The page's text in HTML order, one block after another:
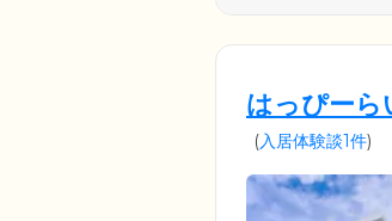
はっぴーら
(入居体験談1件)